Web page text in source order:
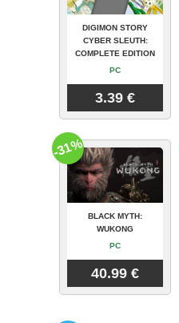
DIGIMON STORY
CYBER SLEUTH:
COMPLETE EDITION
PC
3.39 €
BLACK MYTH:
WUKONG
PC
40.99 €
-31%